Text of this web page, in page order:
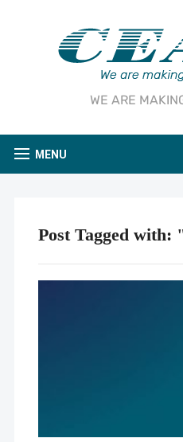
WE ARE
MENU
Post Tagged with: